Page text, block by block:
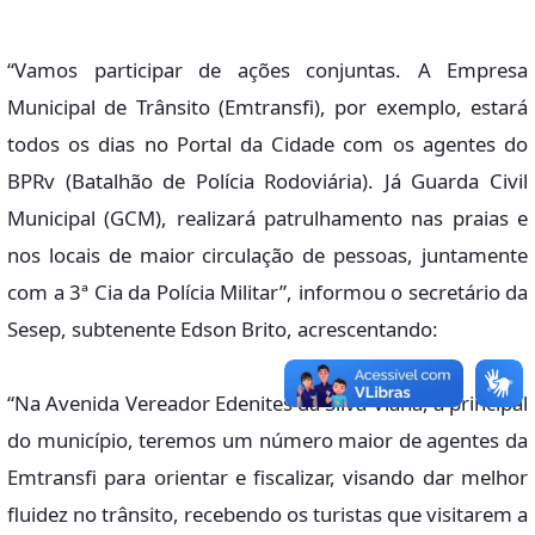
“Vamos participar de ações conjuntas. A Empresa
Municipal de Trânsito (Emtransfi), por exemplo, estará
todos os dias no Portal da Cidade com os agentes do
BPRv (Batalhão de Polícia Rodoviária). Já Guarda Civil
Municipal (GCM), realizará patrulhamento nas praias e
nos locais de maior circulação de pessoas, juntamente
com a 3ª Cia da Polícia Militar”, informou o secretário da
Sesep, subtenente Edson Brito, acrescentando:
“Na Avenida Vereador Edenites da Silva Viana, a principal
do município, teremos um número maior de agentes da
Emtransfi para orientar e fiscalizar, visando dar melhor
fluidez no trânsito, recebendo os turistas que visitarem a